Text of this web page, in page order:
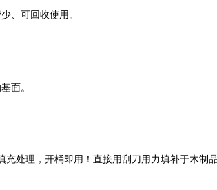
、可回收使用。
面。
处理，开桶即用！直接用刮刀用力填补于木制